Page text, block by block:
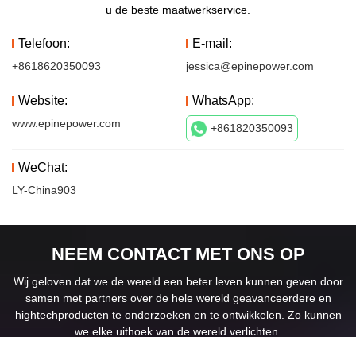
u de beste maatwerkservice.
Telefoon:
+8618620350093
E-mail:
jessica@epinepower.com
Website:
www.epinepower.com
WhatsApp:
+861820350093
WeChat:
LY-China903
NEEM CONTACT MET ONS OP
Wij geloven dat we de wereld een beter leven kunnen geven door
samen met partners over de hele wereld geavanceerdere en
hightechproducten te onderzoeken en te ontwikkelen. Zo kunnen
we elke uithoek van de wereld verlichten.